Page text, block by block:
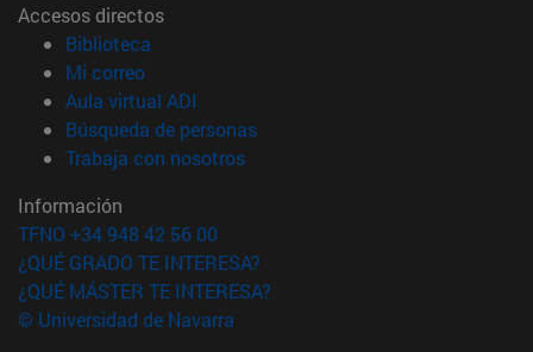
Accesos directos
Biblioteca
Mi correo(abre en nueva ventana)
Aula virtual ADI
Búsqueda de personas(abre en nueva ventana)
Trabaja con nosotros(abre en nueva ventana)
Información
TFNO +34 948 42 56 00
¿QUÉ GRADO TE INTERESA?
¿QUÉ MÁSTER TE INTERESA?
© Universidad de Navarra